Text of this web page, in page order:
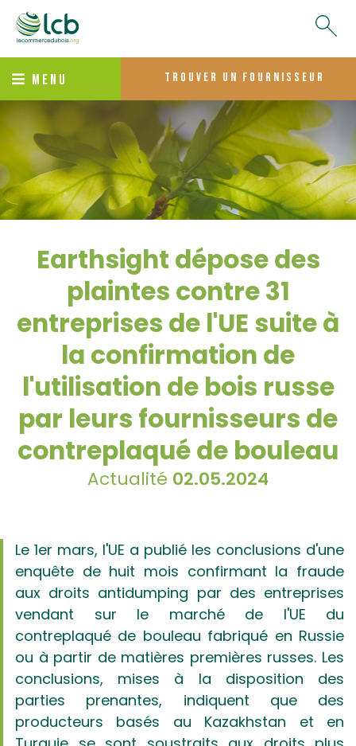
MENU trouver un fournisseur
Earthsight dépose des
plaintes contre 31
entreprises de l'UE suite à
la confirmation de
l'utilisation de bois russe
par leurs fournisseurs de
contreplaqué de bouleau
Actualité 02.05.2024
Le 1er mars, l'UE a publié les conclusions d'une
enquête de huit mois confirmant la fraude
aux droits antidumping par des entreprises
vendant sur le marché de l'UE du
contreplaqué de bouleau fabriqué en Russie
ou à partir de matières premières russes. Les
conclusions, mises à la disposition des
parties prenantes, indiquent que des
producteurs basés au Kazakhstan et en